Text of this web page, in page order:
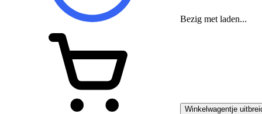
Bezig met laden...
Winkelwagentje